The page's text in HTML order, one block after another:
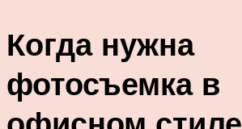
Когда нужна
фотосъемка в